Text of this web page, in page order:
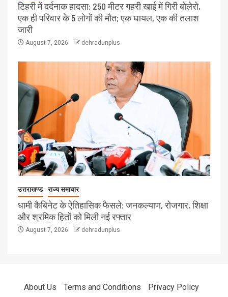
टिहरी में दर्दनाक हादसा: 250 मीटर गहरी खाई में गिरी बोलेरो,
एक ही परिवार के 5 लोगों की मौत; एक घायल, एक की तलाश
जारी
August 7, 2026 dehradunplus
उत्तराखण्ड राज्य समाचार
धामी कैबिनेट के ऐतिहासिक फैसले: जनकल्याण, रोजगार, शिक्षा
और श्रमिक हितों को मिली नई रफ्तार
August 7, 2026 dehradunplus
About Us Terms and Conditions
Privacy Policy